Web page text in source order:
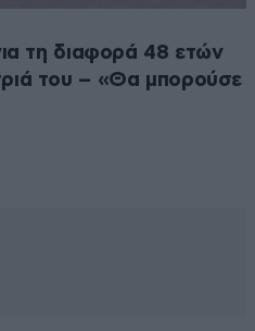
τη διαφορά 48 ετών
του – «Θα μπορούσε